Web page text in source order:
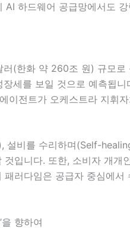
하드웨어 공급망에서도 강
(한화 약 260조 원) 규모로
세를 보일 것으로 예측됩니
이전트가 오케스트라 지휘
설비를 수리하며(Self-
것입니다. 또한, 소비자 개개
패러다임은 공급자 중심에서
향하여